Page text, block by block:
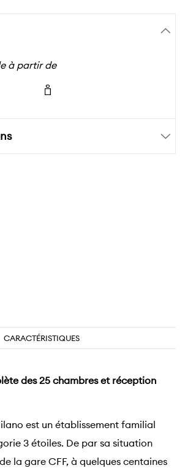
à partir de
CARACTÉRISTIQUES
des 25 chambres et réception
est un établissement familial
3 étoiles. De par sa situation
la gare CFF, à quelques centaines